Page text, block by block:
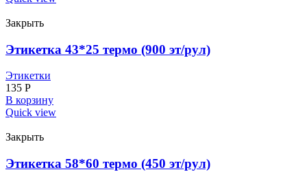
Закрыть
Этикетка 43*25 термо (900 эт/рул)
Этикетки
135 Р
В корзину
Quick view
Закрыть
Этикетка 58*60 термо (450 эт/рул)